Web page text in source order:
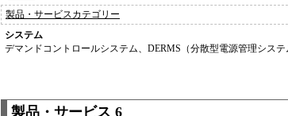
製品・サービスカテゴリー
システム
デマンドコントロールシステム、DERMS（分散型電源管理シス
製品・サービス 6